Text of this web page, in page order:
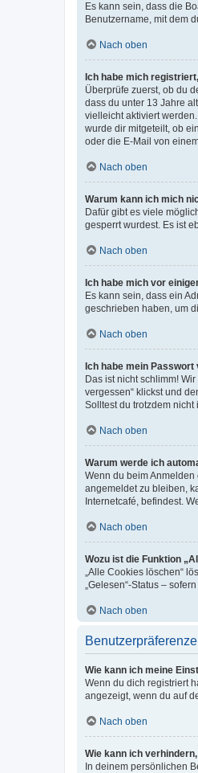
Es kann sein, dass die
Benutzername, mit dem
Nach oben
Ich habe mich
Überprüfe zuerst, ob du
dass du unter 13 Jahre
vielleicht aktiviert
wurde dir mitgeteilt, ob
oder die E-Mail von
Nach oben
Warum kann ich mich
Dafür gibt es viele
gesperrt wurdest. Es ist
Nach oben
Ich habe mich vor
Es kann sein, dass ein
geschrieben haben, um
Nach oben
Ich habe mein
Das ist nicht schlimm!
vergessen“ klickst und
Solltest du trotzdem
Nach oben
Warum werde ich
Wenn du beim
angemeldet zu bleiben,
Internetcafé, befindest.
Nach oben
Wozu ist die Funktion
„Alle Cookies löschen“
„Gelesen“-Status –
Nach oben
Wie kann ich meine
Wenn du dich registriert
angezeigt, wenn du auf
Nach oben
Wie kann ich
In deinem persönlichen